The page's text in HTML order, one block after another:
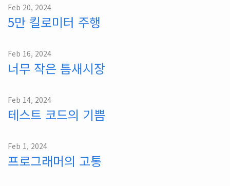
Feb 20, 2024
5만 킬로미터 주행
Feb 16, 2024
너무 작은 틈새시장
Feb 14, 2024
테스트 코드의 기쁨
Feb 1, 2024
프로그래머의 고통